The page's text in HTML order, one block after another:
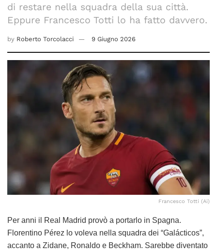
di restare nella squadra della sua città.
Eppure Francesco Totti lo ha fatto davvero.
by Roberto Torcolacci 9 Giugno 2026
Francesco Totti (Ai)
Per anni il Real Madrid provò a portarlo in Spagna.
Florentino Pérez lo voleva nella squadra dei “Galácticos”,
accanto a Zidane, Ronaldo e Beckham. Sarebbe diventato